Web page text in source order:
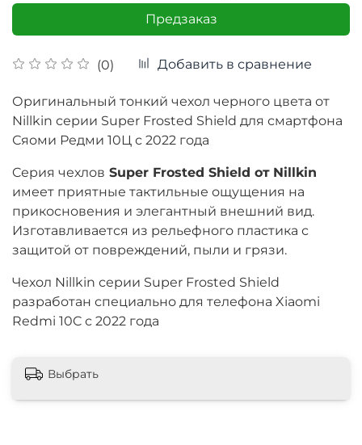
(0) Добавить в сравнение
Предзаказ
Оригинальный тонкий чехол черного цвета от
Nillkin серии Super Frosted Shield для смартфона
Сяоми Редми 10Ц с 2022 года
Cерия чехлов Super Frosted Shield от Nillkin
имеет приятные тактильные ощущения на
прикосновения и элегантный внешний вид.
Изготавливается из рельефного пластика с
защитой от повреждений, пыли и грязи.
Чехол Nillkin серии Super Frosted Shield
разработан специально для телефона Xiaomi
Redmi 10C с 2022 года
Выбрать